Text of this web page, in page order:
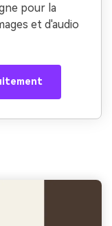
pour la
et d'audio